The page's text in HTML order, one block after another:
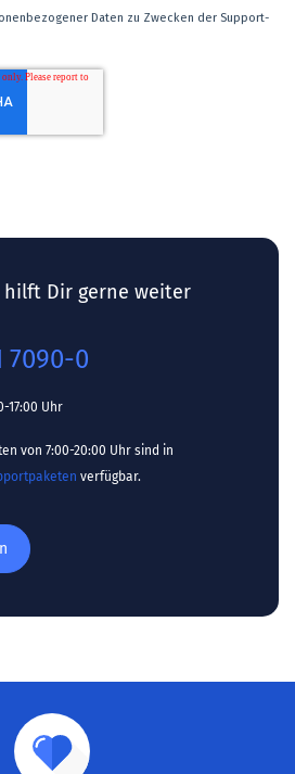
hilft Dir gerne weiter
7090-0
17:00 Uhr
von 7:00-20:00 Uhr sind in
verfügbar.